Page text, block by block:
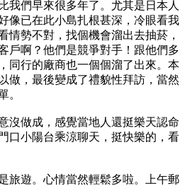
我們早來很多年了。尤其是日本人
像已在此小島扎根甚深，冷眼看我
情勢不對，找個機會溜出去抽菸，
戶啊？他們是競爭對手！跟他們多
同行的廠商也一個個溜了出來。本
做，最後變成了禮貌性拜訪，當然
。
沒做成，感覺當地人還挺樂天認命
口小陽台乘涼聊天，挺快樂的，看
旅遊。心情當然輕鬆多啦。上午郵